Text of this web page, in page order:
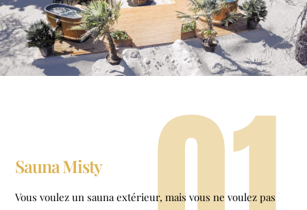
Sauna Misty
Vous voulez un sauna extérieur, mais vous ne voulez pas